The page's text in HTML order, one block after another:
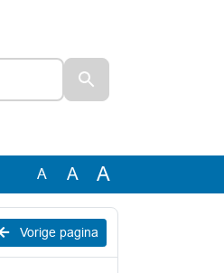
A A A
Vorige pagina